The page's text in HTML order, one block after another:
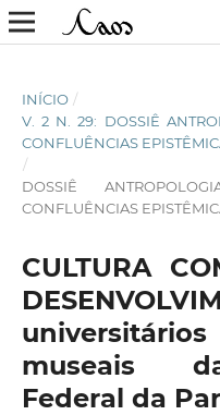
INÍCIO /
V. 2 N. 29: DOSSIÊ
CONFLUÊNCIAS
/
DOSSIÊ
CONFLUÊNCIAS
CULTURA
museais
Federal da